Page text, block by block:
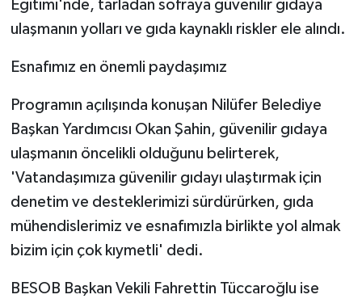
Eğitimi'nde, tarladan sofraya güvenilir gıdaya
ulaşmanın yolları ve gıda kaynaklı riskler ele alındı.
Esnafımız en önemli paydaşımız
Programın açılışında konuşan Nilüfer Belediye
Başkan Yardımcısı Okan Şahin, güvenilir gıdaya
ulaşmanın öncelikli olduğunu belirterek,
'Vatandaşımıza güvenilir gıdayı ulaştırmak için
denetim ve desteklerimizi sürdürürken, gıda
mühendislerimiz ve esnafımızla birlikte yol almak
bizim için çok kıymetli' dedi.
BESOB Başkan Vekili Fahrettin Tüccaroğlu ise